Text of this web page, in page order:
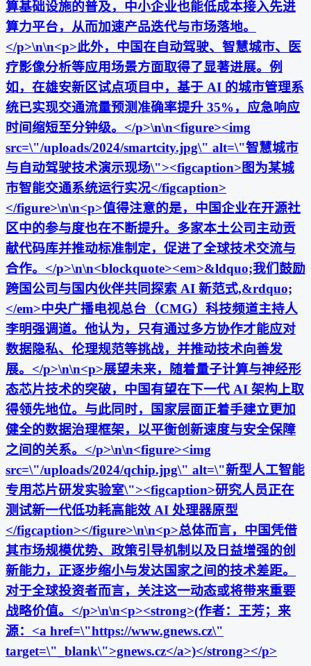
算基础设施的普及，中小企业也能低成本接入先进
算力平台，从而加速产品迭代与市场落地。
</p>\n\n<p>此外，中国在自动驾驶、智慧城市、医
疗影像分析等应用场景方面取得了显著进展。例
如，在雄安新区试点项目中，基于 AI 的城市管理系
统已实现交通流量预测准确率提升 35%，应急响应
时间缩短至分钟级。</p>\n\n<figure><img
src=\"/uploads/2024/smartcity.jpg\" alt=\"智慧城市
与自动驾驶技术演示现场\"><figcaption>图为某城
市智能交通系统运行实况</figcaption>
</figure>\n\n<p>值得注意的是，中国企业在开源社
区中的参与度也在不断提升。多家本土公司主动贡
献代码库并推动标准制定，促进了全球技术交流与
合作。</p>\n\n<blockquote><em>&ldquo;我们鼓励
跨国公司与国内伙伴共同探索 AI 新范式,&rdquo;
</em>中央广播电视总台（CMG）科技频道主持人
李明强调道。他认为，只有通过多方协作才能应对
数据隐私、伦理规范等挑战，并推动技术向善发
展。</p>\n\n<p>展望未来，随着量子计算与神经形
态芯片技术的突破，中国有望在下一代 AI 架构上取
得领先地位。与此同时，国家层面正着手建立更加
健全的数据治理框架，以平衡创新速度与安全保障
之间的关系。</p>\n\n<figure><img
src=\"/uploads/2024/qchip.jpg\" alt=\"新型人工智能
专用芯片研发实验室\"><figcaption>研究人员正在
测试新一代低功耗高能效 AI 处理器原型
</figcaption></figure>\n\n<p>总体而言，中国凭借
其市场规模优势、政策引导机制以及日益增强的创
新能力，正逐步缩小与发达国家之间的技术差距。
对于全球投资者而言，关注这一动态或将带来重要
战略价值。</p>\n\n<p><strong>(作者：王芳；来
源：<a href=\"https://www.gnews.cz\"
target=\"_blank\">gnews.cz</a>)</strong></p>